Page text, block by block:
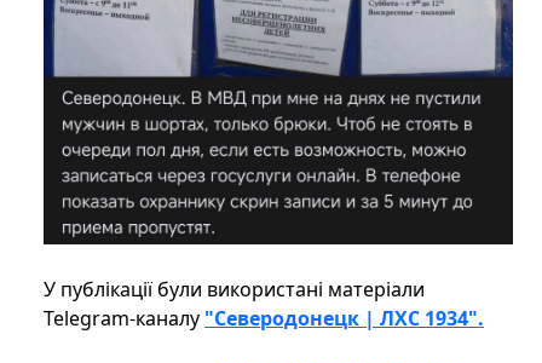
У публікації були використані матеріали
Telegram-каналу "Северодонецк | ЛХС 1934".